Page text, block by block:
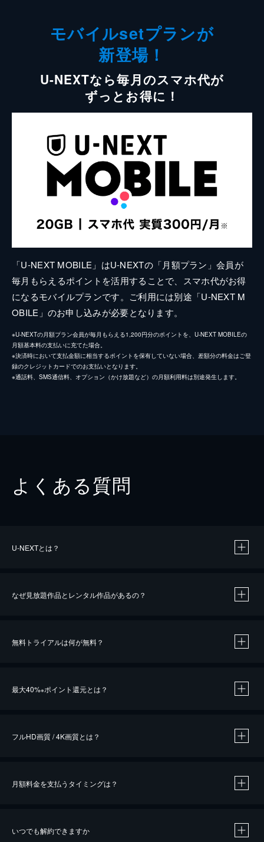
モバイルsetプランが
新登場！
U-NEXTなら毎月のスマホ代が
ずっとお得に！
「U-NEXT MOBILE」はU-NEXTの「月額プラン」会員が
毎月もらえるポイントを活用することで、スマホ代がお得
になるモバイルプランです。ご利用には別途「U-NEXT M
OBILE」のお申し込みが必要となります。
※U-NEXTの月額プラン会員が毎月もらえる1,200円分のポイントを、U-NEXT MOBILEの
月額基本料の支払いに充てた場合。
※決済時において支払金額に相当するポイントを保有していない場合、差額分の料金はご登
録のクレジットカードでのお支払いとなります。
※通話料、SMS通信料、オプション（かけ放題など）の月額利用料は別途発生します。
よくある質問
U-NEXTとは？
なぜ見放題作品とレンタル作品があるの？
無料トライアルは何が無料？
最大40%※ポイント還元とは？
※40％ポイント還元の対象は、クレジットカード決済による作品の購入 / レンタルです。
フルHD画質 / 4K画質とは？
月額料金を支払うタイミングは？
いつでも解約できますか